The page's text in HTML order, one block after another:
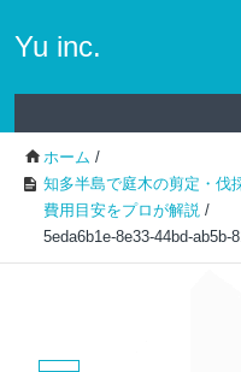
Yu inc.
ホーム /
知多半島で庭木の剪定・伐
費用目安をプロが解説 /
5eda6b1e-8e33-44bd-ab5b-